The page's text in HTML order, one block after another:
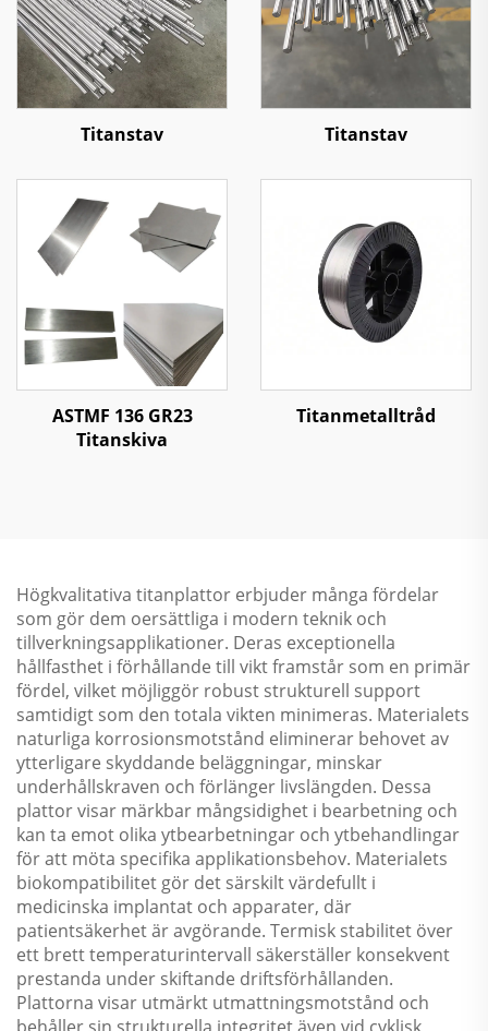
Titanstav Titanstav
ASTMF 136 GR23
Titanskiva
Titanmetalltråd
Högkvalitativa titanplattor erbjuder många fördelar
som gör dem oersättliga i modern teknik och
tillverkningsapplikationer. Deras exceptionella
hållfasthet i förhållande till vikt framstår som en primär
fördel, vilket möjliggör robust strukturell support
samtidigt som den totala vikten minimeras. Materialets
naturliga korrosionsmotstånd eliminerar behovet av
ytterligare skyddande beläggningar, minskar
underhållskraven och förlänger livslängden. Dessa
plattor visar märkbar mångsidighet i bearbetning och
kan ta emot olika ytbearbetningar och ytbehandlingar
för att möta specifika applikationsbehov. Materialets
biokompatibilitet gör det särskilt värdefullt i
medicinska implantat och apparater, där
patientsäkerhet är avgörande. Termisk stabilitet över
ett brett temperaturintervall säkerställer konsekvent
prestanda under skiftande driftsförhållanden.
Plattorna visar utmärkt utmattningsmotstånd och